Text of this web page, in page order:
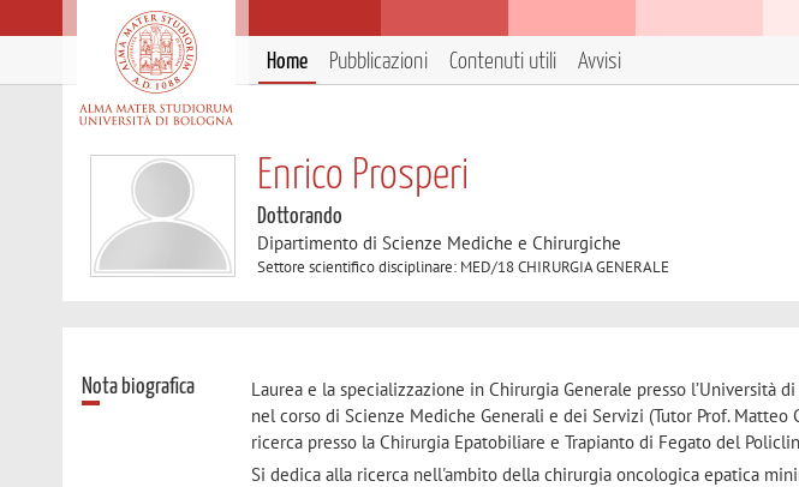
Home Pubblicazioni Contenuti utili Avvisi
Enrico Prosperi
Dottorando
Dipartimento di Scienze Mediche e Chirurgiche
Settore scientifico disciplinare: MED/18 CHIRURGIA GENERALE
Nota biografica
Laurea e la specializzazione in Chirurgia Generale presso l’Università
nel corso di Scienze Mediche Generali e dei Servizi (Tutor Prof.
ricerca presso la Chirurgia Epatobiliare e Trapianto di Fegato del
Si dedica alla ricerca nell'ambito della chirurgia oncologica epatica